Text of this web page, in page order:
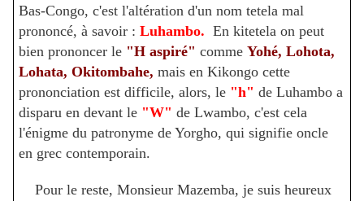
Bas-Congo, c'est l'altération d'un nom tetela mal
prononcé, à savoir : Luhambo. En kitetela on peut
bien prononcer le "H aspiré" comme Yohé, Lohota,
Lohata, Okitombahe, mais en Kikongo cette
prononciation est difficile, alors, le "h" de Luhambo a
disparu en devant le "W" de Lwambo, c'est cela
l'énigme du patronyme de Yorgho, qui signifie oncle
en grec contemporain.
Pour le reste, Monsieur Mazemba, je suis heureux